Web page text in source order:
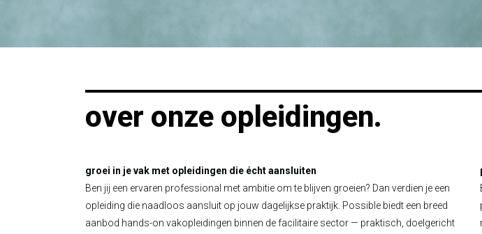
over onze opleidingen.
groei in je vak met opleidingen die écht aansluiten
Ben jij een ervaren professional met ambitie om te blijven groeien? Dan verdien je een
opleiding die naadloos aansluit op jouw dagelijkse praktijk. Possible biedt een breed
aanbod hands-on vakopleidingen binnen de facilitaire sector — praktisch, doelgericht